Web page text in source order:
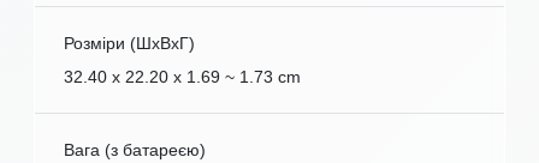
Розміри (ШxВxГ)
32.40 x 22.20 x 1.69 ~ 1.73 cm
Вага (з батареєю)